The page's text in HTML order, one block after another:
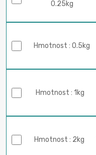
0.25kg
Hmotnost : 0.5kg
Hmotnost : 1kg
Hmotnost : 2kg